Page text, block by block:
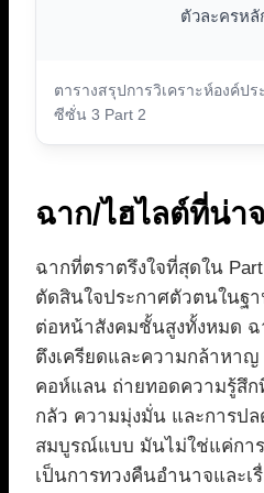
ตารางสรุปการวิเคราะห์องค์ป
ซีซั่น 3 Part 2
ตัวละครหลั
ฉาก/ไฮไลต์ที่น่า
ฉากที่ตราตรึงใจที่สุดใน
ตัดสินใจประกาศตัวตนในฐา
ต่อหน้าสังคมชั้นสูงทั้งหมด
ตึงเครียดและความกล้าหา
คอห์แลน ถ่ายทอดความรู้สึ
กลัว ความมุ่งมั่น และการป
สมบูรณ์แบบ มันไม่ใช่แค่กา
เป็นการทวงคืนอำนาจและเ